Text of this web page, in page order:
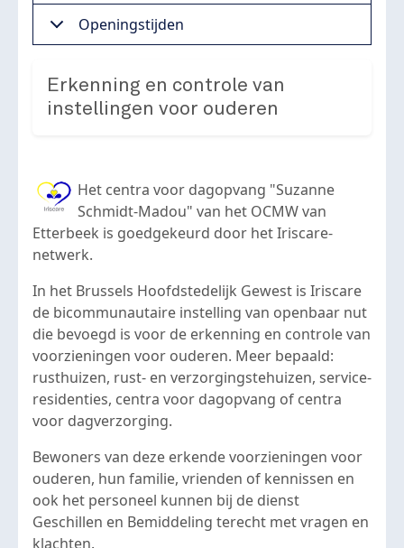
Openingstijden
Erkenning en controle van
instellingen voor ouderen
Het centra voor dagopvang "Suzanne
Schmidt-Madou" van het OCMW van
Etterbeek is goedgekeurd door het Iriscare-
netwerk.
In het Brussels Hoofdstedelijk Gewest is Iriscare
de bicommunautaire instelling van openbaar nut
die bevoegd is voor de erkenning en controle van
voorzieningen voor ouderen. Meer bepaald:
rusthuizen, rust- en verzorgingstehuizen, service-
residenties, centra voor dagopvang of centra
voor dagverzorging.
Bewoners van deze erkende voorzieningen voor
ouderen, hun familie, vrienden of kennissen en
ook het personeel kunnen bij de dienst
Geschillen en Bemiddeling terecht met vragen en
klachten.